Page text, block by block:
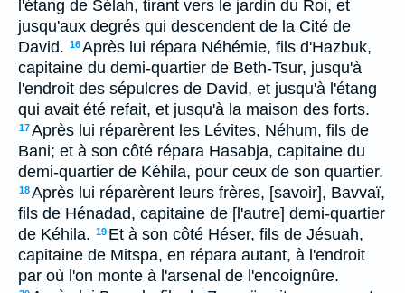
l'étang de Sélah, tirant vers le jardin du Roi, et
jusqu'aux degrés qui descendent de la Cité de
David. 16Après lui répara Néhémie, fils d'Hazbuk,
capitaine du demi-quartier de Beth-Tsur, jusqu'à
l'endroit des sépulcres de David, et jusqu'à l'étang
qui avait été refait, et jusqu'à la maison des forts.
17Après lui réparèrent les Lévites, Néhum, fils de
Bani; et à son côté répara Hasabja, capitaine du
demi-quartier de Kéhila, pour ceux de son quartier.
18Après lui réparèrent leurs frères, [savoir], Bavvaï,
fils de Hénadad, capitaine de [l'autre] demi-quartier
de Kéhila. 19 Et à son côté Héser, fils de Jésuah,
capitaine de Mitspa, en répara autant, à l'endroit
par où l'on monte à l'arsenal de l'encoignûre.